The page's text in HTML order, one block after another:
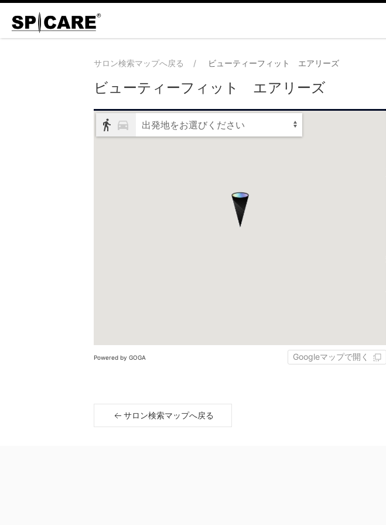
サロン検索マップへ戻る ビューティーフィット エアリーズ
ビューティーフィット エアリーズ
出発地をお選びください
Powered by GOGA Googleマップで開く
サロン検索マップへ戻る